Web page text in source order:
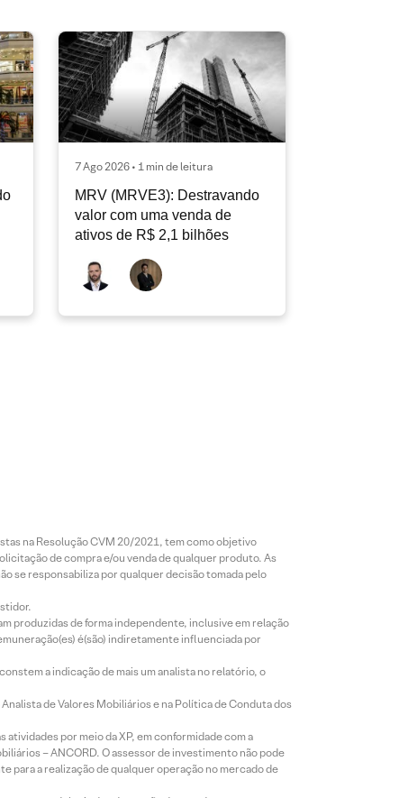
7 Ago 2026 • 1 min de leitura
MRV (MRVE3): Destravando
valor com uma venda de
ativos de R$ 2,1 bilhões
na Resolução CVM 20/2021, tem como objetivo
de compra e/ou venda de qualquer produto. As
se responsabiliza por qualquer decisão tomada pelo
produzidas de forma independente, inclusive em relação
é(são) indiretamente influenciada por
a indicação de mais um analista no relatório, o
de Valores Mobiliários e na Política de Conduta dos
por meio da XP, em conformidade com a
– ANCORD. O assessor de investimento não pode
a realização de qualquer operação no mercado de